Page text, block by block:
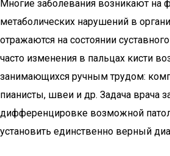
Многие заболевания возникают на
метаболических нарушений в
отражаются на состоянии
часто изменения в пальцах кисти
занимающихся ручным трудом:
пианисты, швеи и др. Задача врача
дифференцировке возможной
установить единственно верный